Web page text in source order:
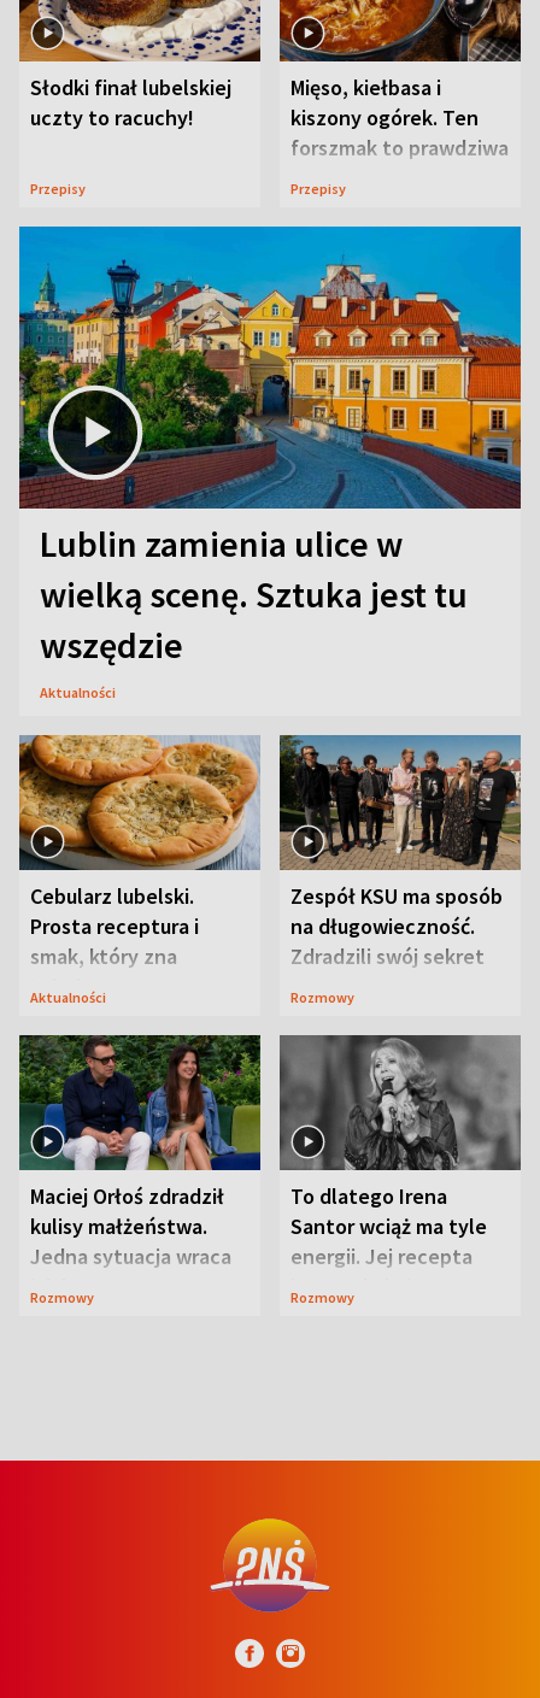
Słodki finał lubelskiej
uczty to racuchy!
Przepisy
Mięso, kiełbasa i
kiszony ogórek. Ten
forszmak to prawdziwa
uczta
Przepisy
Lublin zamienia ulice w
wielką scenę. Sztuka jest tu
wszędzie
Aktualności
Cebularz lubelski.
Prosta receptura i
smak, który zna
Lubelszczyzna
Aktualności
Zespół KSU ma sposób
na długowieczność.
Zdradzili swój sekret
Rozmowy
Maciej Orłoś zdradził
kulisy małżeństwa.
Jedna sytuacja wraca
jak bumerang
Rozmowy
To dlatego Irena
Santor wciąż ma tyle
energii. Jej recepta
jest zaskakująco
Rozmowy